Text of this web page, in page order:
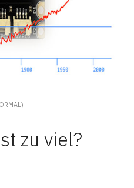
zu viel?